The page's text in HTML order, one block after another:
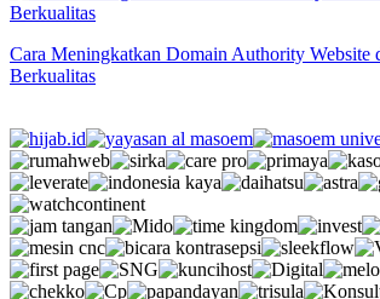
Cara Meningkatkan Domain Authority Website
Berkualitas